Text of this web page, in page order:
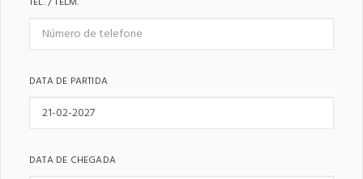
DATA DE PARTIDA
DATA DE CHEGADA